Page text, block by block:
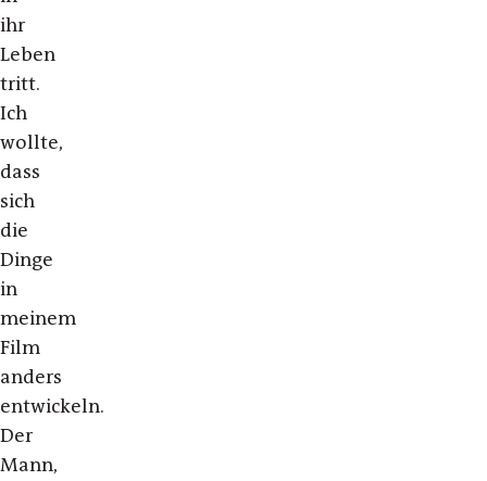
ihr
Leben
tritt.
Ich
wollte,
dass
sich
die
Dinge
in
meinem
Film
anders
entwickeln.
Der
Mann,